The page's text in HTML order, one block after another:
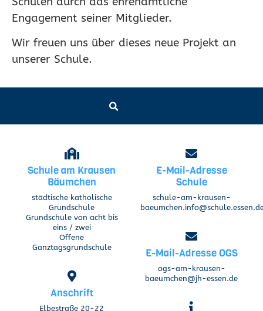
Engagement seiner Mitglieder.
Wir freuen uns über dieses neue Projekt an
unserer Schule.
Schule am Krausen
Bäumchen
städtische katholische
Grundschule
Grundschule von acht bis
eins / zwei
Offene
Ganztagsgrundschule
Anschrift
Elbestraße 20-22
E-Mail-Adresse
Schule
schule-am-krausen-
E-Mail-Adresse OGS
ogs-am-krausen-
baeumchen@jh-essen.de